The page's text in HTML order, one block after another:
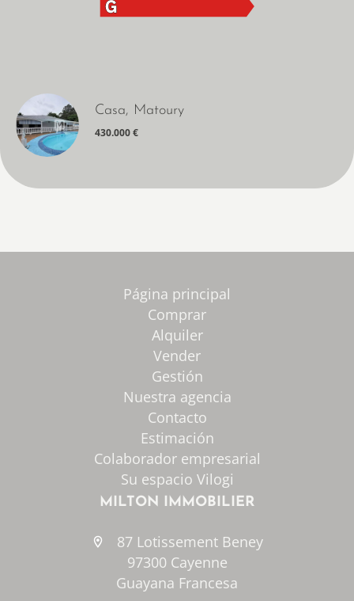
Casa, Matoury
430.000 €
Página principal
Comprar
Alquiler
Vender
Gestión
Nuestra agencia
Contacto
Estimación
Colaborador empresarial
Su espacio Vilogi
MILTON IMMOBILIER
87 Lotissement Beney
97300 Cayenne
Guayana Francesa